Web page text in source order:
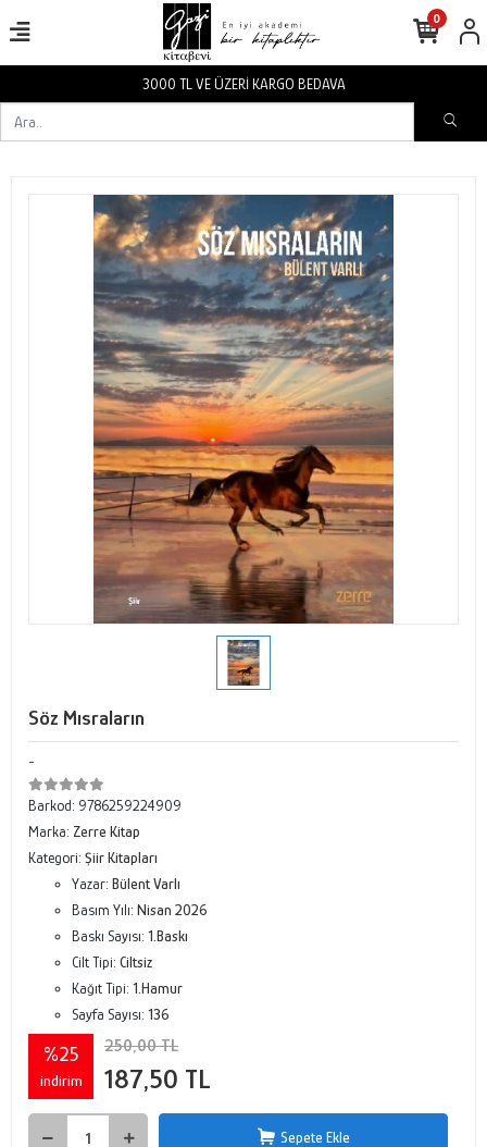
3000 TL VE ÜZERİ KARGO BEDAVA
0
Söz Mısraların
-
Barkod: 9786259224909
Marka: Zerre Kitap
Kategori: Şiir Kitapları
Yazar: Bülent Varlı
Basım Yılı: Nisan 2026
Baskı Sayısı: 1.Baskı
Cilt Tipi: Ciltsiz
Kağıt Tipi: 1.Hamur
Sayfa Sayısı: 136
%25
indirim
250,00 TL
187,50 TL
Sepete Ekle